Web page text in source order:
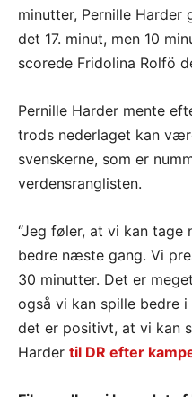
minutter, Pernille
det 17. minut, men 10
scorede Fridolina Rolfö
Pernille Harder mente
trods nederlaget kan
svenskerne, som er
verdensranglisten.
“Jeg føler, at vi kan tage
bedre næste gang. Vi
30 minutter. Det er
også vi kan spille bedre
det er positivt, at vi kan
Harder til DR efter